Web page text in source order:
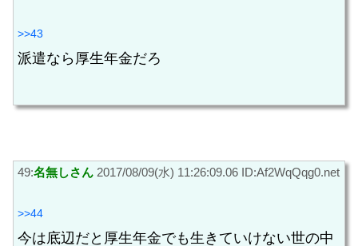
>>43
派遣なら厚生年金だろ
49:名無しさん 2017/08/09(水) 11:26:09.06 ID:Af2WqQqg0.net
>>44
今は底辺だと厚生年金でも生きていけない世の中